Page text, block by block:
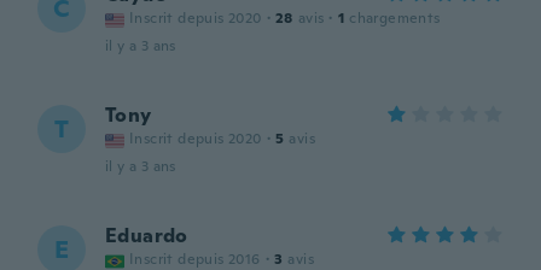
C Inscrit depuis 2020 · 28 avis · 1 chargements
il y a 3 ans
T Tony
Inscrit depuis 2020 · 5 avis
il y a 3 ans
E Eduardo
Inscrit depuis 2016 · 3 avis